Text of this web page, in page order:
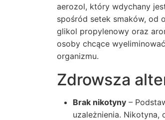
aerozol, który wdychany
spośród setek smaków, od
glikol propylenowy oraz
osoby chcące
organizmu.
Zdrowsza
Brak nikotyny –
uzależnienia. Nikotyna,